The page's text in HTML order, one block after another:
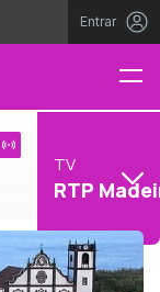
Entrar
TV
RTP